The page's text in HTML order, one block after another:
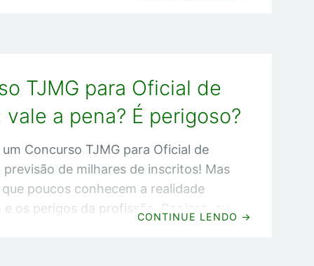
no Concurso TJMG 2022, você
comigo até o final. Agora chega de
TJMG para Oficial de
a pena? É perigoso?
um Concurso TJMG para Oficial de
de milhares de inscritos! Mas
poucos conhecem a realidade
os perigos da profissão. Por isso, eu
CONTINUE LENDO →